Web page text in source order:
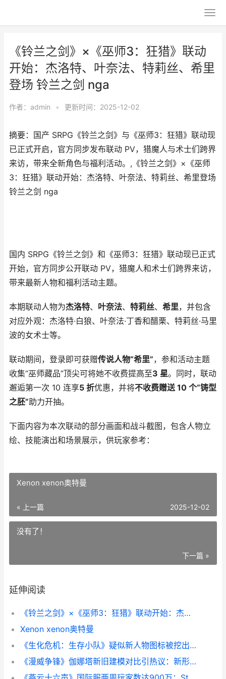
《铃兰之剑》×《巫师3：狂猎》联动
开始：杰洛特、叶奈法、特莉丝、希里
登场 铃兰之剑 nga
作者： admin • 更新时间：2025-12-02
摘要：国产 SRPG《铃兰之剑》与《巫师3：狂猎》联动现
已正式开启，官方同步发布联动 PV，猎魔人与术士们跨界
来访，带来全新角色与福利活动。,《铃兰之剑》×《巫师
3：狂猎》联动开始：杰洛特、叶奈法、特莉丝、希里登场
铃兰之剑 nga
国内 SRPG《铃兰之剑》和《巫师3：狂猎》联动现已正式
开始，官方同步公开联动 PV，猎魔人和术士们跨界来访，
带来最新人物和福利活动主题。
本期联动人物为杰洛特、 叶奈法、 特莉丝、 希里，并包含
对应外观：杰洛特·白狼、叶奈法·丁香和醋栗、特莉丝·马里
波的女术士等。
联动期间，登录即可获赠传说人物“希里”，参和活动主题
收集“巫师藏品”顶尖可将她不收费提高至3 星。同时，联动
邂逅第一次 10 连享5 折优惠，并将不收费赠送 10 个“铸型
之胚”助力开抽。
下面内容为本次联动的部分画面和战斗截图，包含人物立
绘、技能演出和场景展示，供玩家参考：
Xenon xenon奥特曼
« 上一篇 2025-12-02
没有了！
下一篇 »
延伸阅读
《铃兰之剑》×《巫师3：狂猎》联动开始：杰洛特、叶奈法、特莉丝、希里登场 铃兰之剑 nga
Xenon xenon奥特曼
《生化危机：生存小队》疑似新人物图标被挖出 生化危机生存小队攻略
《漫威争锋》伽娜塔新旧建模对比引热议：新形象被赞“甜心大眼萌妹” 漫威争霸战神级英雄